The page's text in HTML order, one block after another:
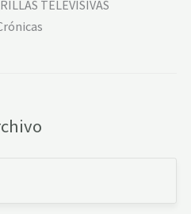
TELEVISIVAS